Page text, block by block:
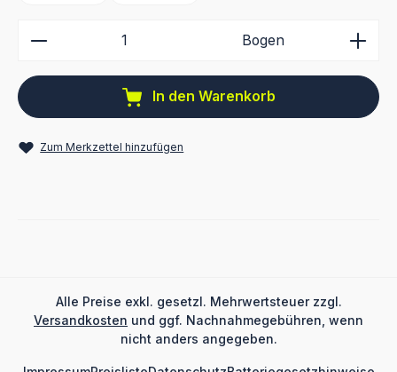
Produkt Anzahl: Gib den gewünschten Wert ein
Bogen
In den Warenkorb
Zum Merkzettel hinzufügen
Alle Preise exkl. gesetzl. Mehrwertsteuer zzgl.
Versandkosten und ggf. Nachnahmegebühren, wenn
nicht anders angegeben.